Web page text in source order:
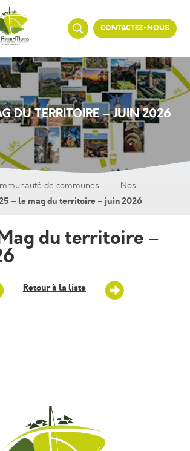
CONTACTEZ-NOUS
DU TERRITOIRE – JUIN 2026
de communes
Nos
– le mag du territoire – juin 2026
du territoire –
Retour à la liste
cookies